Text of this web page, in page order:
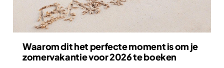
Waarom dit het perfecte moment is om je
zomervakantie voor 2026 te boeken